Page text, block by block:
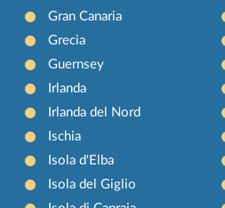
Gran Canaria
Grecia
Guernsey
Irlanda
Irlanda del Nord
Ischia
Isola d'Elba
Isola del Giglio